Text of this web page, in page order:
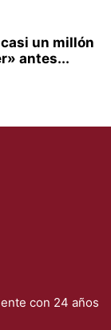
un millón
antes...
con 24 años